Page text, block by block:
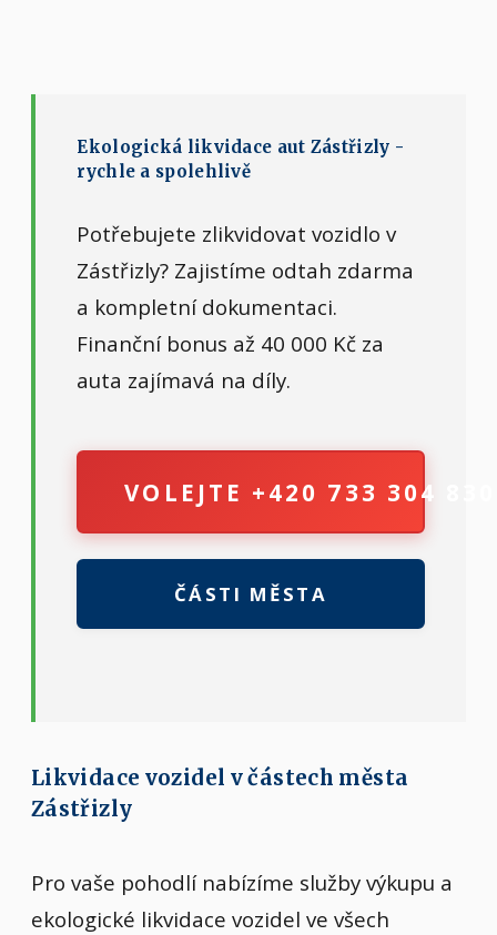
Ekologická likvidace aut Zástřizly -
rychle a spolehlivě
Potřebujete zlikvidovat vozidlo v
Zástřizly? Zajistíme odtah zdarma
a kompletní dokumentaci.
Finanční bonus až 40 000 Kč za
auta zajímavá na díly.
VOLEJTE +420 733 304 830
ČÁSTI MĚSTA
Likvidace vozidel v částech města
Zástřizly
Pro vaše pohodlí nabízíme služby výkupu a
ekologické likvidace vozidel ve všech